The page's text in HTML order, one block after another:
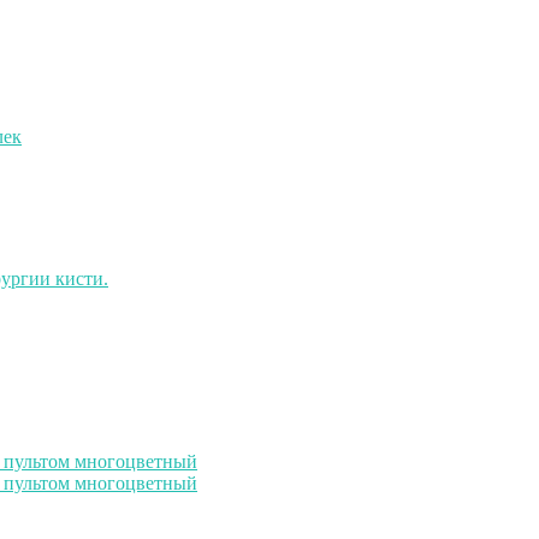
многоцветный
многоцветный